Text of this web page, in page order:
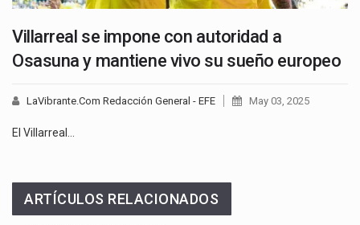
Villarreal se impone con autoridad a
Osasuna y mantiene vivo su sueño europeo
LaVibrante.Com Redacción General - EFE May 03, 2025
El Villarreal…
ARTÍCULOS RELACIONADOS